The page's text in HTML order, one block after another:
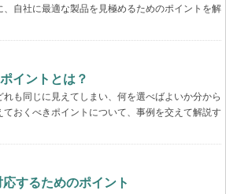
自社に最適な製品を見極めるためのポイントを解
イントとは？
も同じに見えてしまい、何を選べばよいか分から
おくべきポイントについて、事例を交えて解説す
するためのポイント